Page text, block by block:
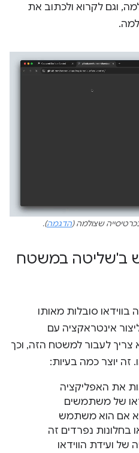
וגם לקרוא ולכתוב את
שצולמה (הדגמה).
ב'שליטה במשטח
בווידאו סובלות מאותו
אינטראקציה עם
צריך לעבור למשטח הזה, וכך
זה יוצר כמה בעיות:
את האפליקציה
של משתמשים
אם הוא משתמש
בחלונות נפרדים זה
של ועידת הווידאו